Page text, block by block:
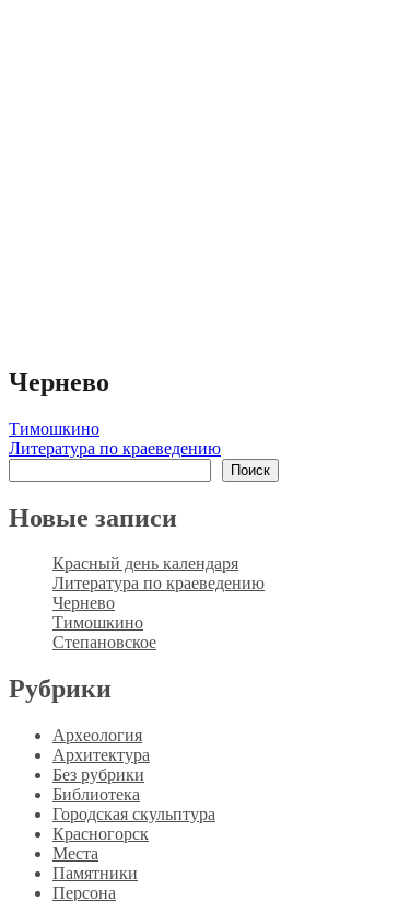
Чернево
Навигация
по
записям
Тимошкино
Литература по краеведению
Поиск
Новые записи
Красный день календаря
Литература по краеведению
Чернево
Тимошкино
Степановское
Рубрики
Археология
Архитектура
Без рубрики
Библиотека
Городская скульптура
Красногорск
Места
Памятники
Персона